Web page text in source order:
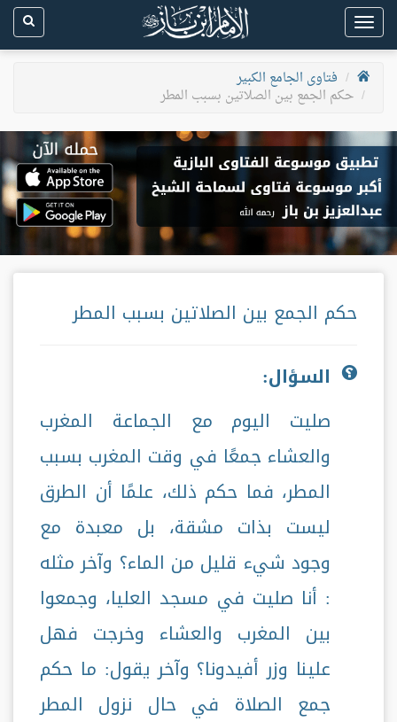
Toggle
navigation
فتاوى الجامع الكبير
حكم الجمع بين الصلاتين بسبب المطر
حكم الجمع بين الصلاتين بسبب المطر
السؤال:
صليت اليوم مع الجماعة المغرب
والعشاء جمعًا في وقت المغرب بسبب
المطر، فما حكم ذلك، علمًا أن الطرق
ليست بذات مشقة، بل معبدة مع
وجود شيء قليل من الماء؟ وآخر مثله
: أنا صليت في مسجد العليا، وجمعوا
بين المغرب والعشاء وخرجت فهل
علينا وزر أفيدونا؟ وآخر يقول: ما حكم
جمع الصلاة في حال نزول المطر